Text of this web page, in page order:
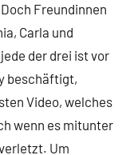
Freundinnen
Carla und
der drei ist vor
beschäftigt,
Video, welches
wenn es mitunter
Um